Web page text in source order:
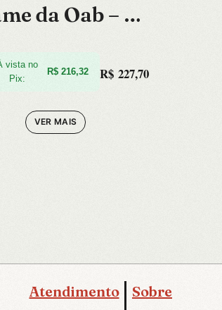
da Oab – 14
vista no
Pix:
R$ 216,32 R$ 227,70
VER MAIS
Atendimento Sobre